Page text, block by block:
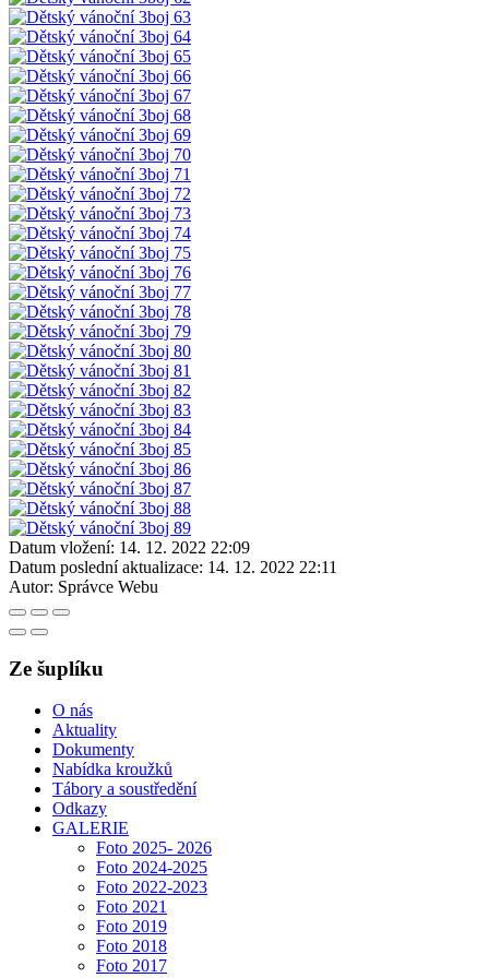
Datum vložení: 14. 12. 2022 22:09
Datum poslední aktualizace: 14. 12. 2022 22:11
Autor: Správce Webu
Ze šuplíku
O nás
Aktuality
Dokumenty
Nabídka kroužků
Tábory a soustředění
Odkazy
GALERIE
Foto 2025- 2026
Foto 2024-2025
Foto 2022-2023
Foto 2021
Foto 2019
Foto 2018
Foto 2017